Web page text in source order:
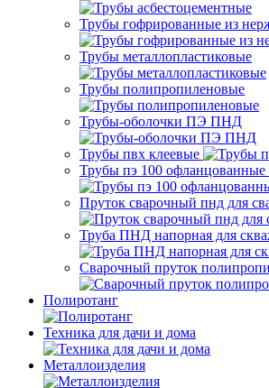
Трубы гофрированные из
Трубы металлопластиковые
Трубы полипропиленовые
Трубы-оболочки ПЭ ПНД
Трубы пвх клеевые
Трубы пэ 100
Пруток сварочный пнд для
Труба ПНД напорная для
Сварочный пруток
Полиротанг
Техника для дачи и дома
Металлоизделия